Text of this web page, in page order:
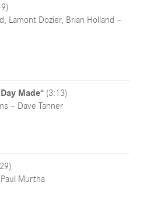
Lamont Dozier, Brian Holland –
Made“ (3:13)
– Dave Tanner
Murtha